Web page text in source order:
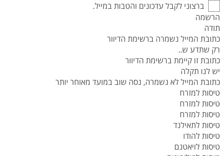
ברצוני לקבל עדכונים והטבות במייל.
הרשמה
תודה
כתובת המייל נשמרה ברשימת הדיוור
רק שתדע ש..
כתובת זו קיימת ברשימת הדיוור
יש לנו תקלה
כתובת המייל לא נשמרה, נסה שוב במועד מאוחר יותר
טיסות למזרח
טיסות למזרח
טיסות למזרח
טיסות לתאילנד
טיסות להודו
טיסות לויאטנם